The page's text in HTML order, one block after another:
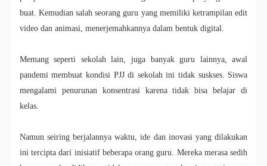
buat. Kemudian salah seorang guru yang memiliki ketrampilan edit
video dan animasi, menerjemahkannya dalam bentuk digital.
Memang seperti sekolah lain, juga banyak guru lainnya, awal
pandemi membuat kondisi PJJ di sekolah ini tidak suskses. Siswa
mengalami penurunan konsentrasi karena tidak bisa belajar di
kelas.
Namun seiring berjalannya waktu, ide dan inovasi yang dilakukan
ini tercipta dari inisiatif beberapa orang guru. Mereka merasa sedih